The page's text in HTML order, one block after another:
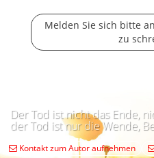
Melden Sie sich bitte
zu
Der Tod ist nicht das Ende,
der Tod ist nur die Wende,
Kontakt zum Autor aufnehmen